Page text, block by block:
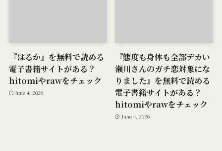
『はるか』を無料で読める
電子書籍サイトがある？
hitomiやrawをチェック
June 4, 2026
『態度も身体も全部デカい
瀬川さんのガチ恋対象にな
りました』を無料で読める
電子書籍サイトがある？
hitomiやrawをチェック
June 4, 2026